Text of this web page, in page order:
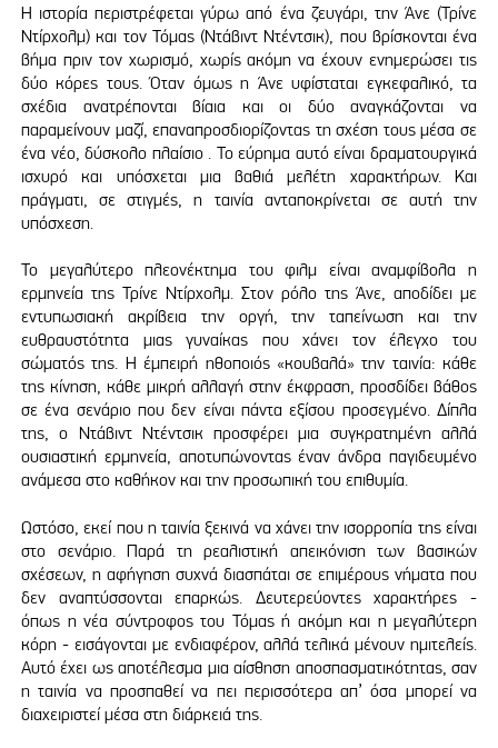
Η ιστορία περιστρέφεται γύρω από ένα ζευγάρι, την Άνε (Τρίνε
Ντίρχολμ) και τον Τόμας (Ντάβιντ Ντέντσικ), που βρίσκονται ένα
βήμα πριν τον χωρισμό, χωρίς ακόμη να έχουν ενημερώσει τις
δύο κόρες τους. Όταν όμως η Άνε υφίσταται εγκεφαλικό, τα
σχέδια ανατρέπονται βίαια και οι δύο αναγκάζονται να
παραμείνουν μαζί, επαναπροσδιορίζοντας τη σχέση τους μέσα σε
ένα νέο, δύσκολο πλαίσιο . Το εύρημα αυτό είναι δραματουργικά
ισχυρό και υπόσχεται μια βαθιά μελέτη χαρακτήρων. Και
πράγματι, σε στιγμές, η ταινία ανταποκρίνεται σε αυτή την
υπόσχεση.
Το μεγαλύτερο πλεονέκτημα του φιλμ είναι αναμφίβολα η
ερμηνεία της Τρίνε Ντίρχολμ. Στον ρόλο της Άνε, αποδίδει με
εντυπωσιακή ακρίβεια την οργή, την ταπείνωση και την
ευθραυστότητα μιας γυναίκας που χάνει τον έλεγχο του
σώματός της. Η έμπειρή ηθοποιός «κουβαλά» την ταινία: κάθε
της κίνηση, κάθε μικρή αλλαγή στην έκφραση, προσδίδει βάθος
σε ένα σενάριο που δεν είναι πάντα εξίσου προσεγμένο. Δίπλα
της, ο Ντάβιντ Ντέντσικ προσφέρει μια συγκρατημένη αλλά
ουσιαστική ερμηνεία, αποτυπώνοντας έναν άνδρα παγιδευμένο
ανάμεσα στο καθήκον και την προσωπική του επιθυμία.
Ωστόσο, εκεί που η ταινία ξεκινά να χάνει την ισορροπία της είναι
στο σενάριο. Παρά τη ρεαλιστική απεικόνιση των βασικών
σχέσεων, η αφήγηση συχνά διασπάται σε επιμέρους νήματα που
δεν αναπτύσσονται επαρκώς. Δευτερεύοντες χαρακτήρες -
όπως η νέα σύντροφος του Τόμας ή ακόμη και η μεγαλύτερη
κόρη - εισάγονται με ενδιαφέρον, αλλά τελικά μένουν ημιτελείς.
Αυτό έχει ως αποτέλεσμα μια αίσθηση αποσπασματικότητας, σαν
η ταινία να προσπαθεί να πει περισσότερα απ’ όσα μπορεί να
διαχειριστεί μέσα στη διάρκειά της.